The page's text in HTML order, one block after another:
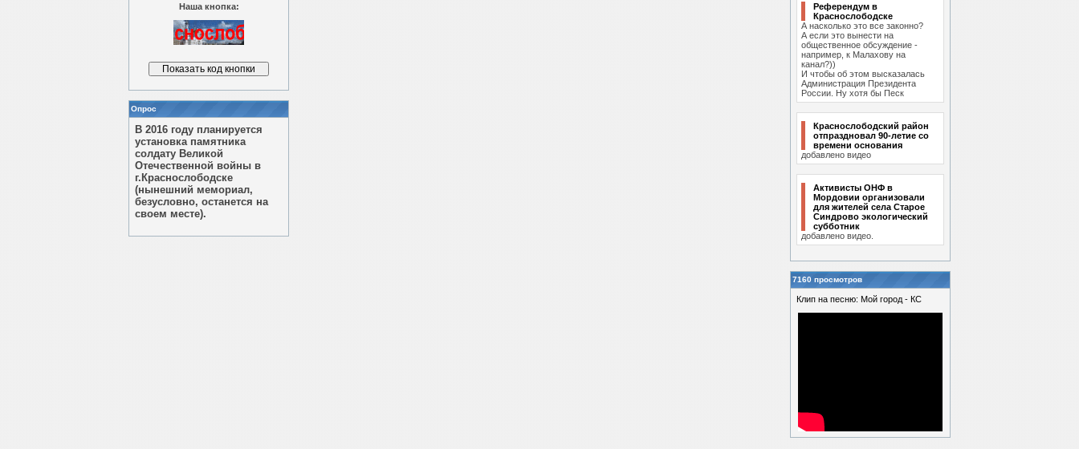
Наша кнопка:
Опрос
В 2016 году планируется
установка памятника
солдату Великой
Отечественной войны в
г.Краснослободске
(нынешний мемориал,
безусловно, останется на
своем месте).
Референдум в
Краснослободске
А насколько это все законно?
А если это вынести на
общественное обсуждение -
например, к Малахову на
канал?))
И чтобы об этом высказалась
Администрация Президента
России. Ну хотя бы Песк
Краснослободский район
отпраздновал 90-летие со
времени основания
добавлено видео
Активисты ОНФ в
Мордовии организовали
для жителей села Старое
Синдрово экологический
субботник
добавлено видео.
7160 просмотров
Клип на песню: Мой город - КС